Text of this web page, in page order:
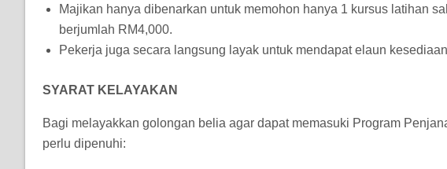
Majikan hanya dibenarkan untuk memohon hanya 1 kursus latihan
berjumlah RM4,000.
Pekerja juga secara langsung layak untuk mendapat elaun
SYARAT KELAYAKAN
Bagi melayakkan golongan belia agar dapat memasuki Program
perlu dipenuhi: